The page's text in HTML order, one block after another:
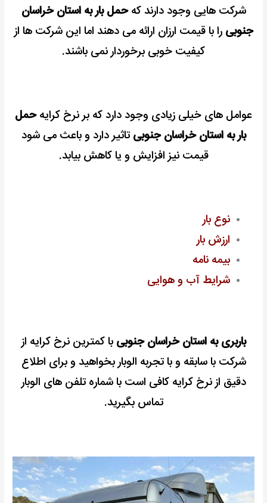
شرکت هایی وجود دارند کهحمل بار به استان خراسان
جنوبی را با قیمت ارزان ارائه می دهند اما این شرکت ها از
کیفیت خوبی برخوردار نمی باشند.
عوامل های خیلی زیادی وجود دارد که بر نرخ کرایهحمل
بار به استان خراسان جنوبیتاثیر دارد و باعث می شود
قیمت نیز افزایش و یا کاهش بیابد.
نوع بار
ارزش بار
بیمه نامه
شرایط آب و هوایی
باربری به استان خراسان جنوبی با کمترین نرخ کرایه از
شرکت با سابقه و با تجربه الوبار بخواهید و برای اطلاع
دقیق از نرخ کرایه کافی است با شماره تلفن های الوبار
تماس بگیرید.